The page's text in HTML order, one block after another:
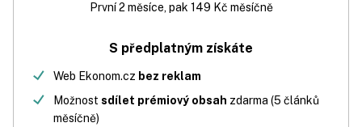
První 2 měsíce, pak 149 Kč měsíčně
S předplatným získáte
Web Ekonom.cz bez reklam
Možnost sdílet prémiový obsah zdarma (5 článků
měsíčně)